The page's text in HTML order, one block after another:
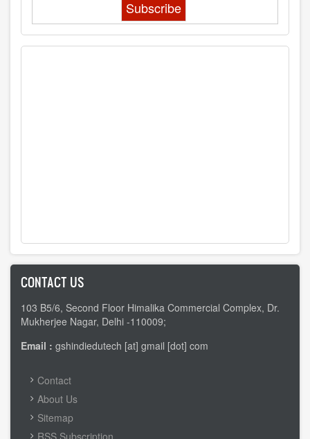
CONTACT US
103 B5/6, Second Floor Himalika Commercial Complex, Dr.
Mukherjee Nagar, Delhi -110009;
Email : gshindiedutech [at] gmail [dot] com
FOOTER
MENU
Contact
About Us
Sitemap
RSS Subscription